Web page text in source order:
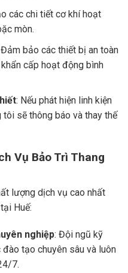
các chi tiết cơ khí hoạt
mòn.
bảo các thiết bị an toàn
cấp hoạt động bình
: Nếu phát hiện linh kiện
tôi sẽ thông báo và thay thế
Vụ Bảo Trì Thang
lượng dịch vụ cao nhất
Huế:
nghiệp: Đội ngũ kỹ
tạo chuyên sâu và luôn
7.